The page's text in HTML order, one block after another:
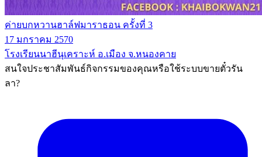
ค่ายบกหวานฮาล์ฟมาราธอน ครั้งที่ 3
17 มกราคม 2570
โรงเรียนนาฮีนุเคราะห์ อ.เมือง จ.หนองคาย
สนใจประชาสัมพันธ์กิจกรรมของคุณหรือใช้ระบบขายตั๋วรัน
ลา?